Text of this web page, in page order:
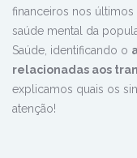
financeiros nos últimos
saúde mental da
Saúde, identificando o
relacionadas aos
explicamos quais os
atenção!